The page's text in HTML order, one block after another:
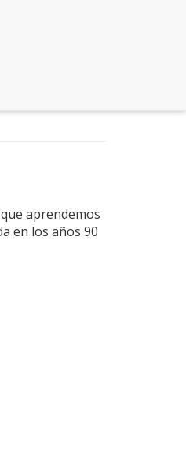
aprendemos
en los años 90